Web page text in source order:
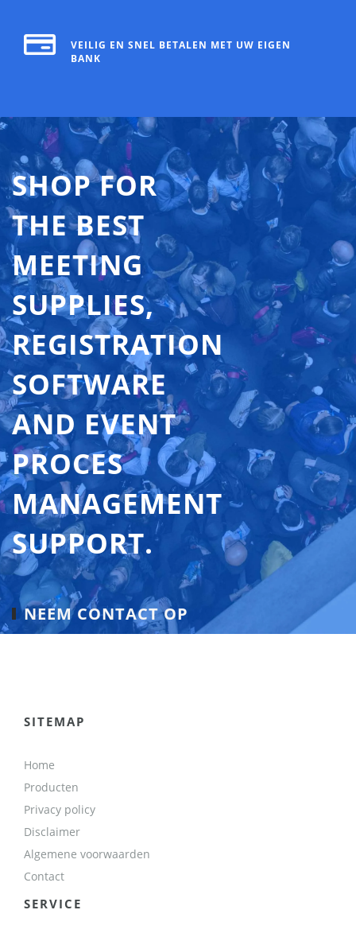
VEILIG EN SNEL BETALEN MET UW EIGEN
BANK
SHOP FOR
THE BEST
MEETING
SUPPLIES,
REGISTRATION
SOFTWARE
AND EVENT
PROCES
MANAGEMENT
SUPPORT.
NEEM CONTACT OP
SITEMAP
Home
Producten
Privacy policy
Disclaimer
Algemene voorwaarden
Contact
SERVICE